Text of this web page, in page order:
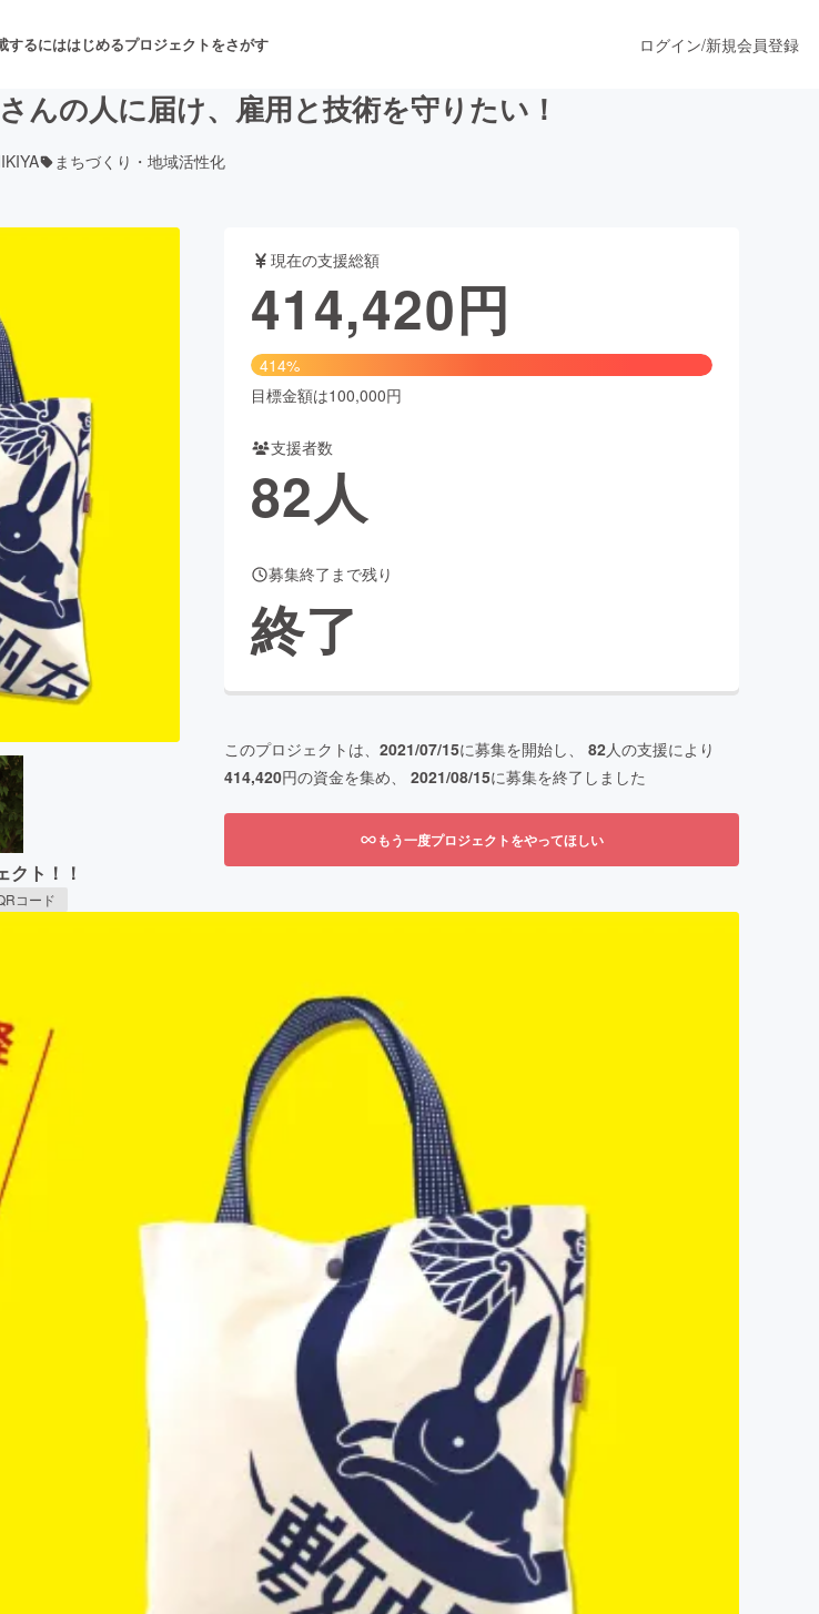
するにははじめるプロジェクトをさがす
舞台・パフォーマンス
ファッション
ビューティー・ヘルスケア
Social Good
さと納税machi-ya
ログイン/新規会員登録
んの人に届け、雇用と技術を守りたい！
まちづくり・地域活性化
ト！！
コード
現在の支援総額
414,420円
414%
目標金額は100,000円
支援者数
82人
募集終了まで残り
終了
このプロジェクトは、 2021/07/15に募集を開始し、 82人の支援により
414,420円の資金を集め、 2021/08/15に募集を終了しました
もう一度プロジェクトをやってほしい